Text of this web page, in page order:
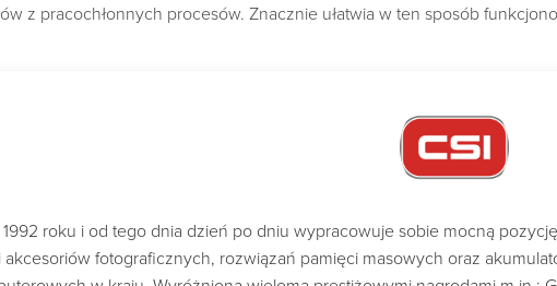
z pracochłonnych procesów. Znacznie ułatwia w ten sposób
1992 roku i od tego dnia dzień po dniu wypracowuje sobie mocną
akcesoriów fotograficznych, rozwiązań pamięci masowych oraz